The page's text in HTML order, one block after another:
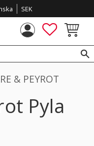
SEK
FAVORITER
& PEYROT
Pyla